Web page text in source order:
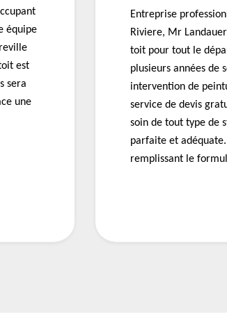
équipe
est
sera
une
Entreprise
Riviere, Mr
toit pour tout le
plusieurs années de
intervention de
service de devis
soin de tout type de
parfaite et
remplissant le